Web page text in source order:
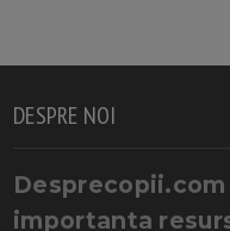
DESPRE NOI
importanta